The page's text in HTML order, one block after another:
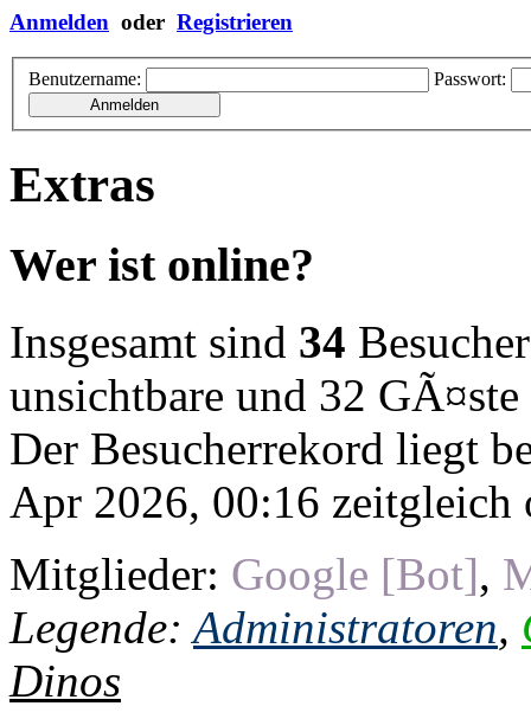
Anmelden oder Registrieren
Benutzername: Passwort:
Extras
Wer ist online?
Insgesamt sind 34
unsichtbare und 32 GÃ¤ste
Der Besucherrekord liegt
Apr 2026, 00:16 zeitgleich
Mitglieder: Google [Bot],
Legende: Administratoren,
Dinos